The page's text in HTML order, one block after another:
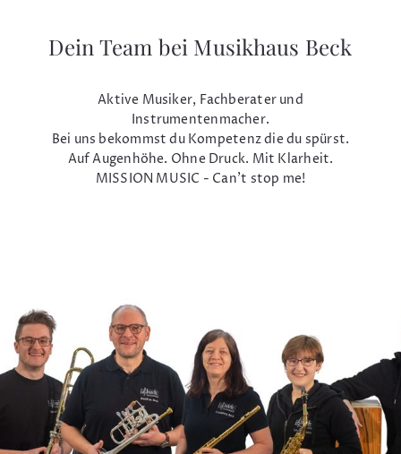
Dein Team bei Musikhaus Beck
Aktive Musiker, Fachberater und
Instrumentenmacher.
Bei uns bekommst du Kompetenz die du spürst.
Auf Augenhöhe. Ohne Druck. Mit Klarheit.
MISSION MUSIC - Can't stop me!